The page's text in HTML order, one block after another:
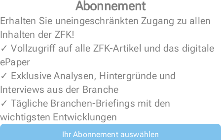
Abonnement
Erhalten Sie uneingeschränkten Zugang zu allen
Inhalten der ZFK!
✓ Vollzugriff auf alle ZFK-Artikel und das digitale
ePaper
✓ Exklusive Analysen, Hintergründe und
Interviews aus der Branche
✓ Tägliche Branchen-Briefings mit den
wichtigsten Entwicklungen
Ihr Abonnement auswählen